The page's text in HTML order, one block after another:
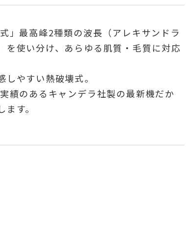
」最高峰2種類の波長（アレキサンドラ
を使い分け、あらゆる肌質・毛質に対応
やすい熱破壊式。
績のあるキャンデラ社製の最新機だか
す。